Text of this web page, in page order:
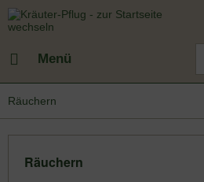
Menü
Räuchern
Räuchern